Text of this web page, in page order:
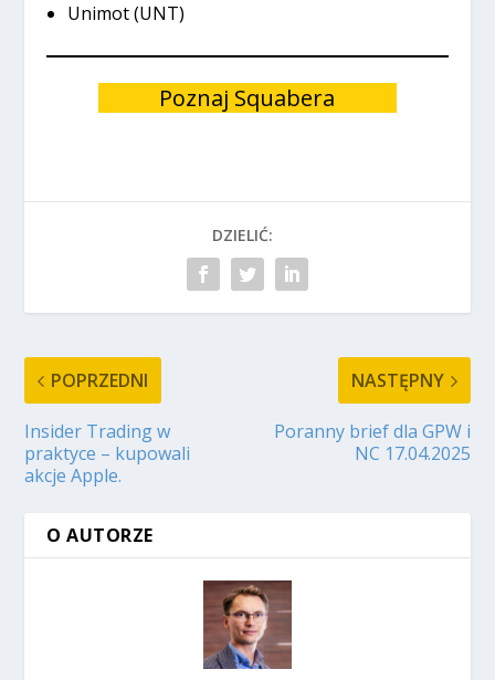
Unimot (UNT)
Poznaj Squabera
DZIELIĆ:
POPRZEDNI
Insider Trading w
praktyce – kupowali
akcje Apple.
NASTĘPNY
Poranny brief dla GPW i
NC 17.04.2025
O AUTORZE